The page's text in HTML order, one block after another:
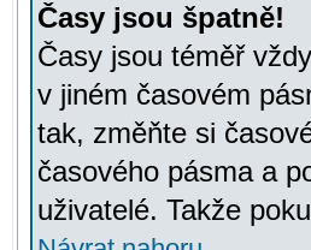
Časy jsou špatně!
Časy jsou téměř
v jiném časovém
tak, změňte si
časového pásma a
uživatelé. Takže